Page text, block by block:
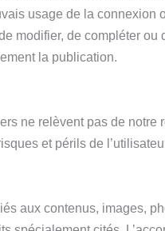
usage de la
modifier, de compléter
la publication.
ne relèvent pas de
et périls de
aux contenus, images,